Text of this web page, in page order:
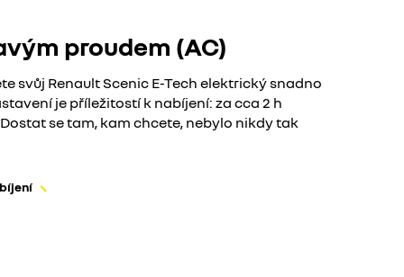
proudem (AC)
svůj Renault Scenic E-Tech elektrický snadno
je příležitostí k nabíjení: za cca 2 h
se tam, kam chcete, nebylo nikdy tak